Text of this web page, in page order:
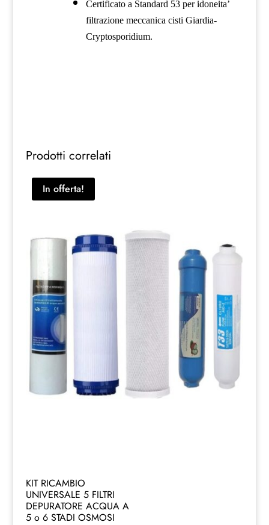
Certificato a Standard 53 per idoneita’
filtrazione meccanica cisti Giardia-
Cryptosporidium.
Prodotti correlati
In offerta!
KIT RICAMBIO
UNIVERSALE 5 FILTRI
DEPURATORE ACQUA A
5 o 6 STADI OSMOSI